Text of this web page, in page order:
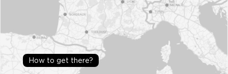
How to get there?